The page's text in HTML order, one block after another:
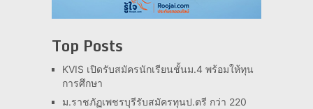
Top Posts
KVIS เปิดรับสมัครนักเรียนชั้นม.4 พร้อมให้ทุน
การศึกษา
ม.ราชภัฏเพชรบุรีรับสมัครทุนป.ตรี กว่า 220